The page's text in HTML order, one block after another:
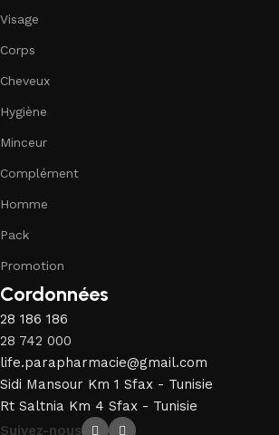
Visage
Corps
Cheveux
Hygiène
Minceur
Complément
Homme
Pack
Promotion
Cordonnées
28 186 186
28 742 000
life.parapharmacie@gmail.com
Sidi Mansour Km 1 Sfax - Tunisie
Rt Saltnia Km 4 Sfax - Tunisie
Suivez-nous